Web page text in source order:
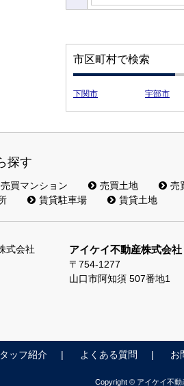
市区町村で検索
下関市 宇部市
探す
売買マンション 売買土地 売
賃貸駐車場 賃貸土地
アイケイ不動産株式会社
〒754-1277
山口市阿知須 507番地1
ッフ紹介 よくある質問 お
Copyright © アイケイ不動